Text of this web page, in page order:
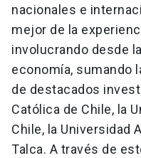
nacionales e
mejor de la
involucrando desde
economía, sumando
de destacados
Católica de Chile, la
Chile, la Universidad
Talca. A través de